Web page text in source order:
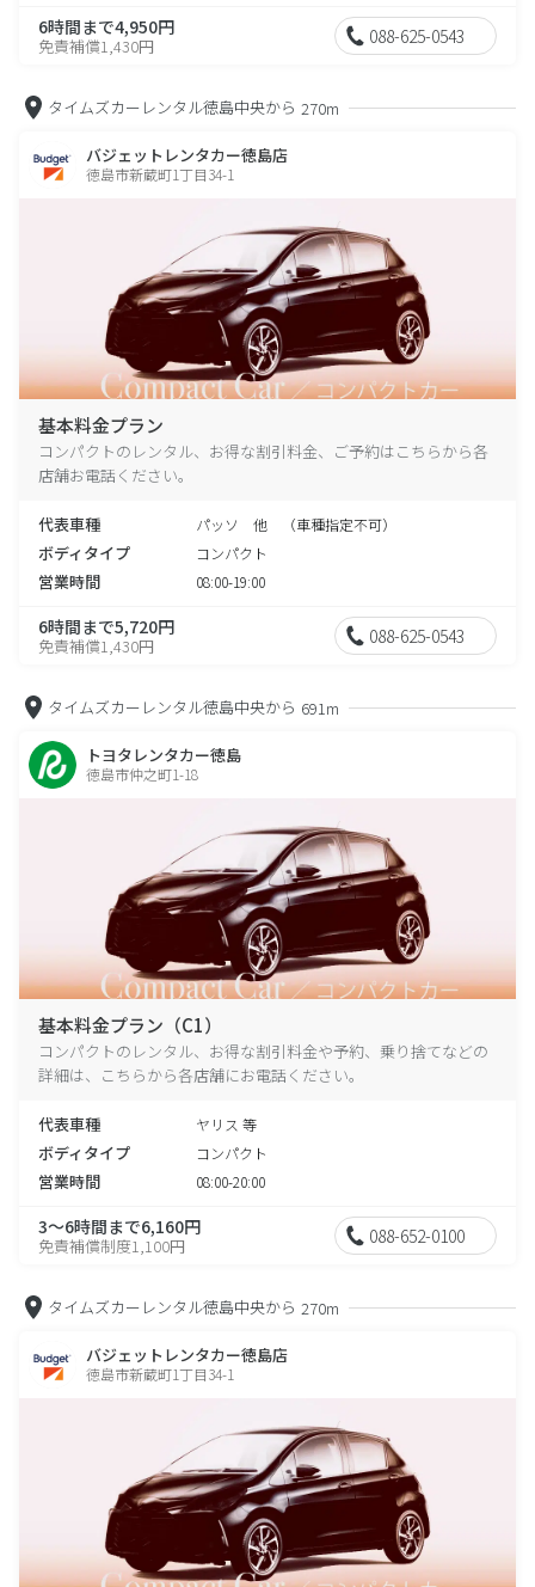
6時間まで4,950円
免責補償1,430円 088-625-0543
タイムズカーレンタル徳島中央から 270m
バジェットレンタカー徳島店
徳島市新蔵町1丁目34-1
基本料金プラン
コンパクトのレンタル、お得な割引料金、ご予約はこちらから各
店舗お電話ください。
代表車種 パッソ 他 （車種指定不可）
ボディタイプ コンパクト
営業時間 08:00-19:00
6時間まで5,720円
免責補償1,430円 088-625-0543
タイムズカーレンタル徳島中央から 691m
トヨタレンタカー徳島
徳島市仲之町1-18
基本料金プラン（C1）
コンパクトのレンタル、お得な割引料金や予約、乗り捨てなどの
詳細は、こちらから各店舗にお電話ください。
代表車種 ヤリス 等
ボディタイプ コンパクト
営業時間 08:00-20:00
3～6時間まで6,160円
免責補償制度1,100円 088-652-0100
タイムズカーレンタル徳島中央から 270m
バジェットレンタカー徳島店
徳島市新蔵町1丁目34-1